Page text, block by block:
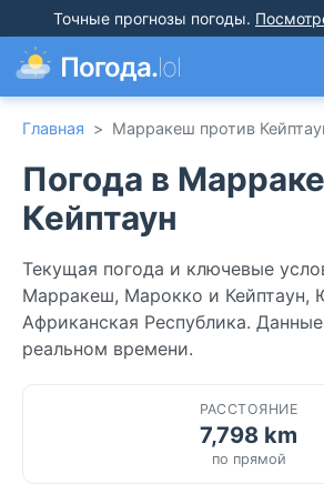
Точные прогнозы погоды.
Погода.lol
Главная > Марракеш против
Погода в
Кейптаун
Текущая погода и ключевые
Марракеш, Марокко и Кейптаун,
Африканская Республика.
реальном времени.
РАССТОЯНИЕ
7,798 km
по прямой